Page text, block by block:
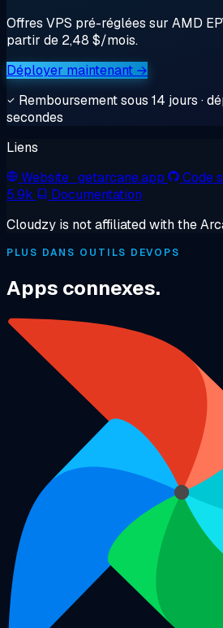
Offres VPS pré-réglées sur AMD
partir de 2,48 $/mois.
Déployer maintenant →
Remboursement sous 14 jours ·
secondes
Liens
Website· getarcane.app
Code
5.9k
Documentation
Cloudzy is not affiliated with the
PLUS DANS OUTILS DEVOPS
Apps connexes.